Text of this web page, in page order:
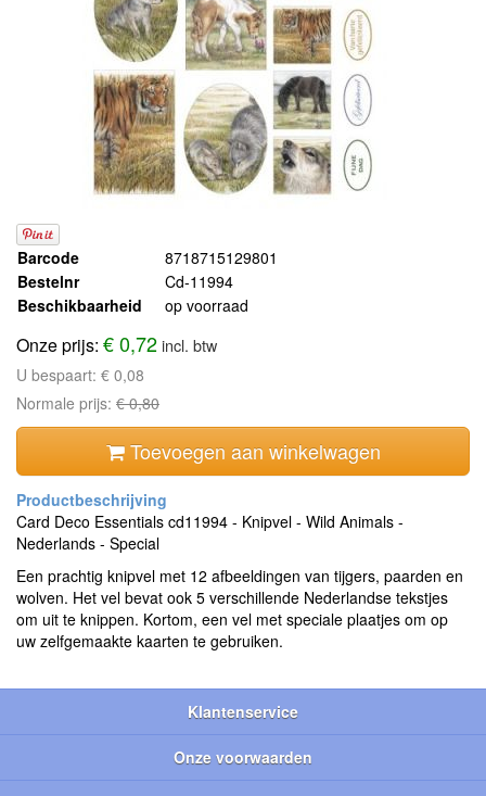
Barcode
8718715129801
Bestelnr
Cd-11994
Beschikbaarheid
op voorraad
Onze prijs: € 0,72incl. btw
U bespaart: € 0,08
Normale prijs: € 0,80
Toevoegen aan winkelwagen
Card Deco Essentials cd11994 - Knipvel - Wild Animals -
Nederlands - Special
Een prachtig knipvel met 12 afbeeldingen van tijgers, paarden en
wolven. Het vel bevat ook 5 verschillende Nederlandse tekstjes
om uit te knippen. Kortom, een vel met speciale plaatjes om op
uw zelfgemaakte kaarten te gebruiken.
Klantenservice
Onze voorwaarden